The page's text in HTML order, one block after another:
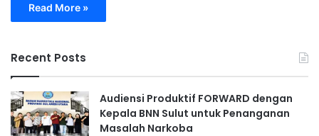
Read More »
Recent Posts
Audiensi Produktif FORWARD dengan
Kepala BNN Sulut untuk Penanganan
Masalah Narkoba